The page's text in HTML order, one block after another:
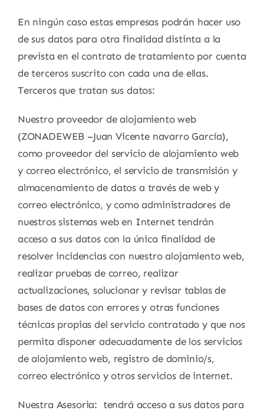
En ningún caso estas empresas podrán hacer uso
de sus datos para otra finalidad distinta a la
prevista en el contrato de tratamiento por cuenta
de terceros suscrito con cada una de ellas.
Terceros que tratan sus datos:
Nuestro proveedor de alojamiento web
(ZONADEWEB –Juan Vicente navarro García),
como proveedor del servicio de alojamiento web
y correo electrónico, el servicio de transmisión y
almacenamiento de datos a través de web y
correo electrónico, y como administradores de
nuestros sistemas web en Internet tendrán
acceso a sus datos con la única finalidad de
resolver incidencias con nuestro alojamiento web,
realizar pruebas de correo, realizar
actualizaciones, solucionar y revisar tablas de
bases de datos con errores y otras funciones
técnicas propias del servicio contratado y que nos
permita disponer adecuadamente de los servicios
de alojamiento web, registro de dominio/s,
correo electrónico y otros servicios de internet.
Nuestra Asesoria: tendrá acceso a sus datos para